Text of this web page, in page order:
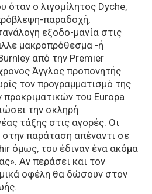
όταν ο λιγομίλητος Dyche,
παραδοχή,
εξοδο-μανία στις
μακροπρόθεσμα -ή
από την Premier
Άγγλος προπονητής
τον προγραμματισμό της
του Europa
την σκληρή
τάξης στις αγορές. Οι
παράταση απέναντι σε
όμως, του έδιναν ένα ακόμα
Αν περάσει και τον
οφέλη θα δώσουν στον